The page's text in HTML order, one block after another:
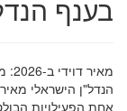
בענף
הנדל"ן הישראלי מאיר
אחת הפעילויות